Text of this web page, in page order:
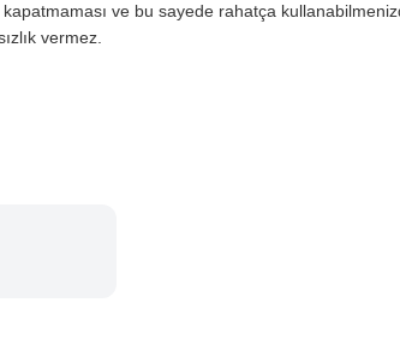
kapatmaması ve bu sayede rahatça
vermez.